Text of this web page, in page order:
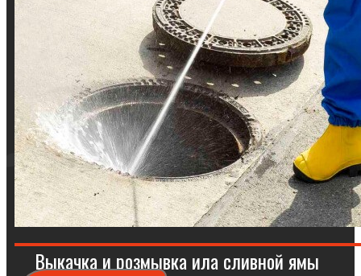
Выкачка и розмывка ила сливной ямы